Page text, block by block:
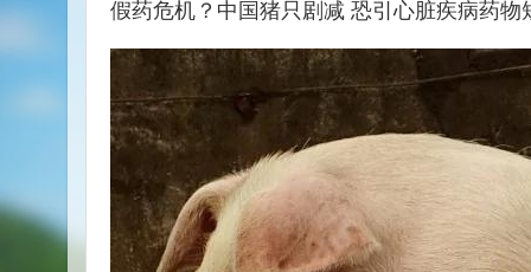
假药危机？中国猪只剧减 恐引心脏疾病药物